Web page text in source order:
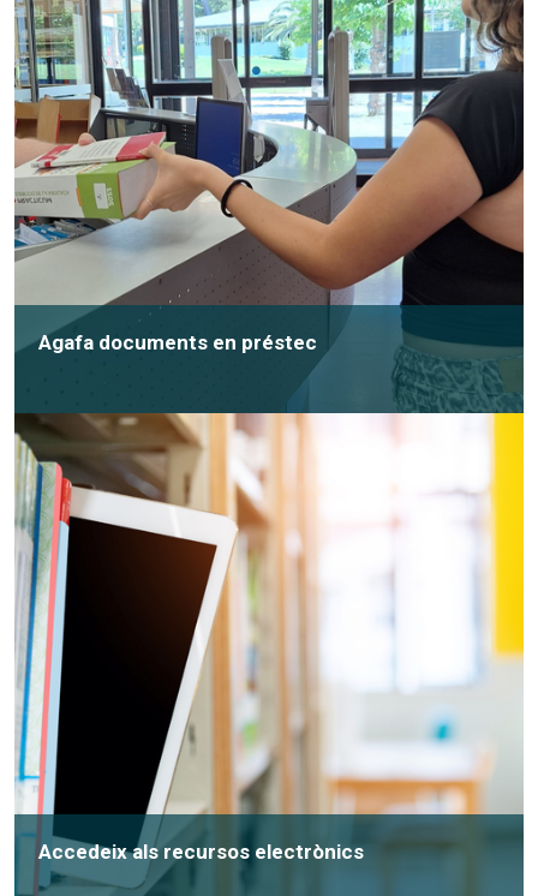
Agafa documents en préstec
Accedeix als recursos electrònics